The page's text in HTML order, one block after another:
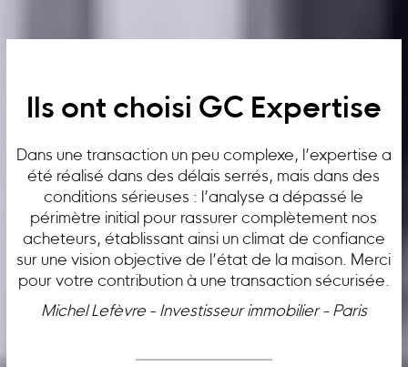
Ils ont choisi GC Expertise
Dans une transaction un peu complexe, l’expertise a
été réalisé dans des délais serrés, mais dans des
conditions sérieuses : l’analyse a dépassé le
périmètre initial pour rassurer complètement nos
acheteurs, établissant ainsi un climat de confiance
sur une vision objective de l’état de la maison. Merci
pour votre contribution à une transaction sécurisée.
Michel Lefèvre - Investisseur immobilier - Paris